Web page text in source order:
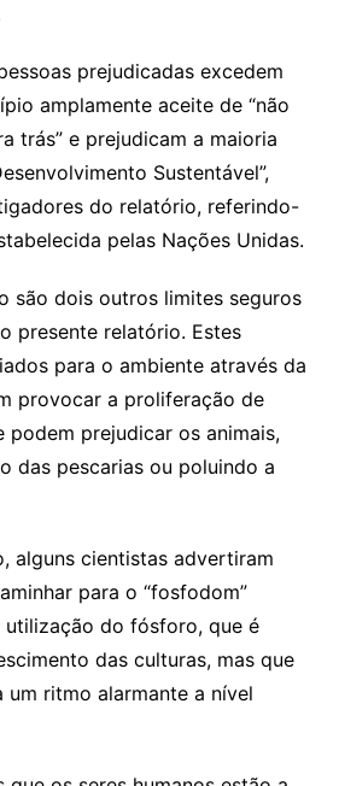
prejudicadas excedem
amplamente aceite de “não
trás” e prejudicam a maioria
Sustentável”,
do relatório, referindo-
pelas Nações Unidas.
são dois outros limites seguros
presente relatório. Estes
para o ambiente através da
provocar a proliferação de
podem prejudicar os animais,
das pescarias ou poluindo a
alguns cientistas advertiram
para o “fosfodom”
utilização do fósforo, que é
das culturas, mas que
um ritmo alarmante a nível